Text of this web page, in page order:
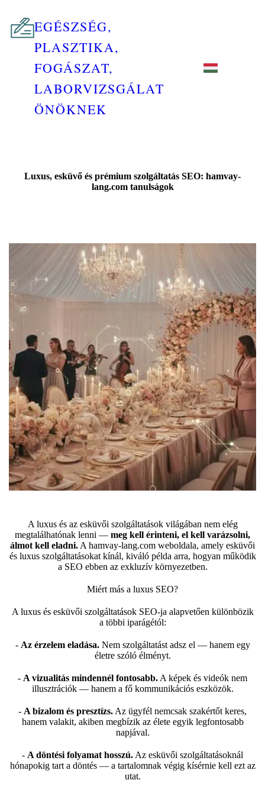
EGÉSZSÉG,
PLASZTIKA,
FOGÁSZAT,
LABORVIZSGÁLAT
ÖNÖKNEK
Luxus, esküvő és prémium szolgáltatás SEO: hamvay-
lang.com tanulságok
A luxus és az esküvői szolgáltatások világában nem elég
megtalálhatónak lenni — meg kell érinteni, el kell varázsolni,
álmot kell eladni. A hamvay-lang.com weboldala, amely esküvői
és luxus szolgáltatásokat kínál, kiváló példa arra, hogyan működik
a SEO ebben az exkluzív környezetben.
Miért más a luxus SEO?
A luxus és esküvői szolgáltatások SEO-ja alapvetően különbözik
a többi iparágétól:
- Az érzelem eladása.Nem szolgáltatást adsz el — hanem egy
életre szóló élményt.
- A vizualitás mindennél fontosabb. A képek és videók nem
illusztrációk — hanem a fő kommunikációs eszközök.
- A bizalom és presztízs. Az ügyfél nemcsak szakértőt keres,
hanem valakit, akiben megbízik az élete egyik legfontosabb
napjával.
- A döntési folyamat hosszú. Az esküvői szolgáltatásoknál
hónapokig tart a döntés — a tartalomnak végig kísérnie kell ezt az
utat.